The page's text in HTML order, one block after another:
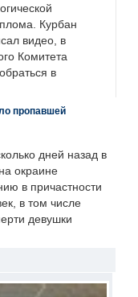
Курбан
видео, в
Комитета
в
пропавшей
дней назад в
окраине
в причастности
в том числе
девушки